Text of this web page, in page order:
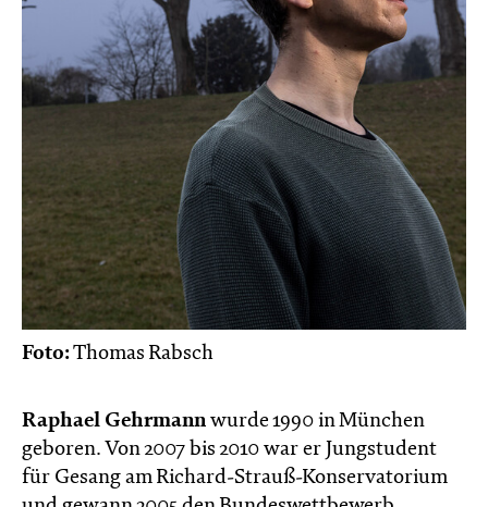
Foto:Thomas Rabsch
Raphael Gehrmann wurde 1990 in München
geboren. Von 2007 bis 2010 war er Jungstudent
für Gesang am Richard-Strauß-Konservatorium